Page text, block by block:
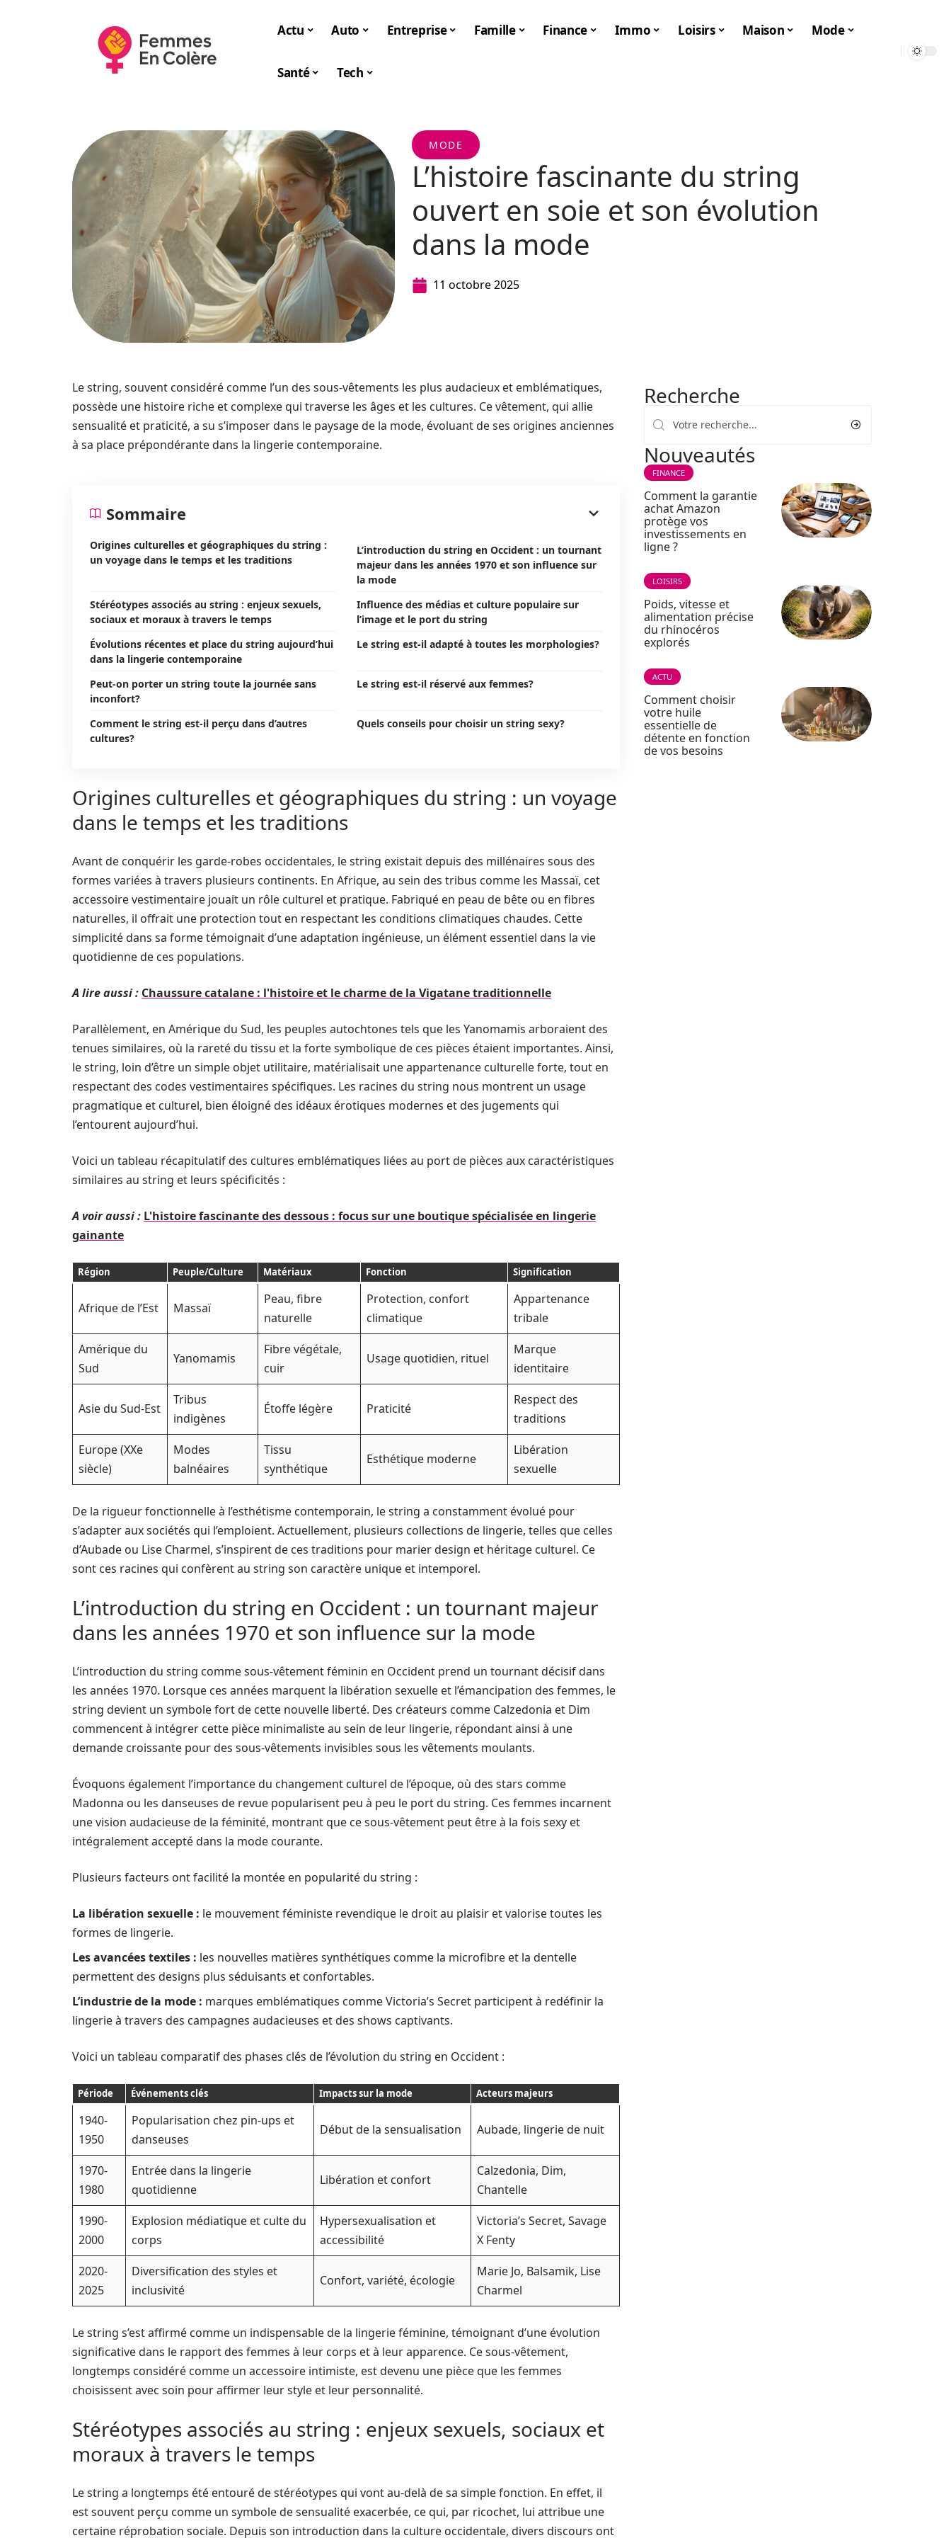
Actu Auto Entreprise Famille Finance Immo Loisirs Maison Mode
Santé Tech
MODE
L’histoire fascinante du string
ouvert en soie et son évolution
dans la mode
11 octobre 2025
Le string, souvent considéré comme l’un des sous-vêtements les plus audacieux et emblématiques,
possède une histoire riche et complexe qui traverse les âges et les cultures. Ce vêtement, qui allie
sensualité et praticité, a su s’imposer dans le paysage de la mode, évoluant de ses origines anciennes
à sa place prépondérante dans la lingerie contemporaine.
Sommaire
Origines culturelles et géographiques du string :
un voyage dans le temps et les traditions
L’introduction du string en Occident : un tournant
majeur dans les années 1970 et son influence sur
la mode
Stéréotypes associés au string : enjeux sexuels,
sociaux et moraux à travers le temps
Influence des médias et culture populaire sur
l’image et le port du string
Évolutions récentes et place du string aujourd’hui
dans la lingerie contemporaine
Le string est-il adapté à toutes les morphologies?
Peut-on porter un string toute la journée sans
inconfort?
Le string est-il réservé aux femmes?
Comment le string est-il perçu dans d’autres
cultures?
Quels conseils pour choisir un string sexy?
Origines culturelles et géographiques du string : un voyage
dans le temps et les traditions
Avant de conquérir les garde-robes occidentales, le string existait depuis des millénaires sous des
formes variées à travers plusieurs continents. En Afrique, au sein des tribus comme les Massaï, cet
accessoire vestimentaire jouait un rôle culturel et pratique. Fabriqué en peau de bête ou en fibres
naturelles, il offrait une protection tout en respectant les conditions climatiques chaudes. Cette
simplicité dans sa forme témoignait d’une adaptation ingénieuse, un élément essentiel dans la vie
quotidienne de ces populations.
A lire aussi : Chaussure catalane : l'histoire et le charme de la Vigatane traditionnelle
Parallèlement, en Amérique du Sud, les peuples autochtones tels que les Yanomamis arboraient des
tenues similaires, où la rareté du tissu et la forte symbolique de ces pièces étaient importantes. Ainsi,
le string, loin d’être un simple objet utilitaire, matérialisait une appartenance culturelle forte, tout en
respectant des codes vestimentaires spécifiques. Les racines du string nous montrent un usage
pragmatique et culturel, bien éloigné des idéaux érotiques modernes et des jugements qui
l’entourent aujourd’hui.
Voici un tableau récapitulatif des cultures emblématiques liées au port de pièces aux caractéristiques
similaires au string et leurs spécificités :
A voir aussi : L'histoire fascinante des dessous : focus sur une boutique spécialisée en lingerie
gainante
Région Peuple/Culture Matériaux Fonction Signification
Afrique de l’Est Massaï
Peau, fibre
naturelle
Protection, confort
climatique
Appartenance
tribale
Amérique du
Sud
Yanomamis
Fibre végétale,
cuir
Usage quotidien, rituel
Marque
identitaire
Asie du Sud-Est
Tribus
indigènes
Étoffe légère Praticité
Respect des
traditions
Europe (XXe
siècle)
Modes
balnéaires
Tissu
synthétique
Esthétique moderne
Libération
sexuelle
De la rigueur fonctionnelle à l’esthétisme contemporain, le string a constamment évolué pour
s’adapter aux sociétés qui l’emploient. Actuellement, plusieurs collections de lingerie, telles que celles
d’Aubade ou Lise Charmel, s’inspirent de ces traditions pour marier design et héritage culturel. Ce
sont ces racines qui confèrent au string son caractère unique et intemporel.
L’introduction du string en Occident : un tournant majeur
dans les années 1970 et son influence sur la mode
L’introduction du string comme sous-vêtement féminin en Occident prend un tournant décisif dans
les années 1970. Lorsque ces années marquent la libération sexuelle et l’émancipation des femmes, le
string devient un symbole fort de cette nouvelle liberté. Des créateurs comme Calzedonia et Dim
commencent à intégrer cette pièce minimaliste au sein de leur lingerie, répondant ainsi à une
demande croissante pour des sous-vêtements invisibles sous les vêtements moulants.
Évoquons également l’importance du changement culturel de l’époque, où des stars comme
Madonna ou les danseuses de revue popularisent peu à peu le port du string. Ces femmes incarnent
une vision audacieuse de la féminité, montrant que ce sous-vêtement peut être à la fois sexy et
intégralement accepté dans la mode courante.
Plusieurs facteurs ont facilité la montée en popularité du string :
La libération sexuelle : le mouvement féministe revendique le droit au plaisir et valorise toutes les
formes de lingerie.
Les avancées textiles : les nouvelles matières synthétiques comme la microfibre et la dentelle
permettent des designs plus séduisants et confortables.
L’industrie de la mode : marques emblématiques comme Victoria’s Secret participent à redéfinir la
lingerie à travers des campagnes audacieuses et des shows captivants.
Voici un tableau comparatif des phases clés de l’évolution du string en Occident :
Période Événements clés Impacts sur la mode Acteurs majeurs
1940-
1950
Popularisation chez pin-ups et
danseuses
Début de la sensualisation Aubade, lingerie de nuit
1970-
1980
Entrée dans la lingerie
quotidienne
Libération et confort
Calzedonia, Dim,
Chantelle
1990-
2000
Explosion médiatique et culte du
corps
Hypersexualisation et
accessibilité
Victoria’s Secret, Savage
X Fenty
2020-
2025
Diversification des styles et
inclusivité
Confort, variété, écologie
Marie Jo, Balsamik, Lise
Charmel
Le string s’est affirmé comme un indispensable de la lingerie féminine, témoignant d’une évolution
significative dans le rapport des femmes à leur corps et à leur apparence. Ce sous-vêtement,
longtemps considéré comme un accessoire intimiste, est devenu une pièce que les femmes
choisissent avec soin pour affirmer leur style et leur personnalité.
Stéréotypes associés au string : enjeux sexuels, sociaux et
moraux à travers le temps
Le string a longtemps été entouré de stéréotypes qui vont au-delà de sa simple fonction. En effet, il
est souvent perçu comme un symbole de sensualité exacerbée, ce qui, par ricochet, lui attribue une
certaine réprobation sociale. Depuis son introduction dans la culture occidentale, divers discours ont
Recherche
Nouveautés
FINANCE
Comment la garantie
achat Amazon
protège vos
investissements en
ligne ?
LOISIRS
Poids, vitesse et
alimentation précise
du rhinocéros
explorés
ACTU
Comment choisir
votre huile
essentielle de
détente en fonction
de vos besoins